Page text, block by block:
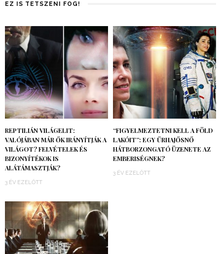
EZ IS TETSZENI FOG!
REPTILIÁN VILÁGELIT:
VALÓJÁBAN MÁR ŐK IRÁNYÍTJÁK A
VILÁGOT? FELVÉTELEK ÉS
BIZONYÍTÉKOK IS
ALÁTÁMASZTJÁK?
3 ÉV EZELŐTT
“FIGYELMEZTETNI KELL A FÖLD
LAKÓIT”: EGY ŰRHAJŐSNŐ
HÁTBORZONGATÓ ÜZENETE AZ
EMBERISÉGNEK?
3 ÉV EZELŐTT